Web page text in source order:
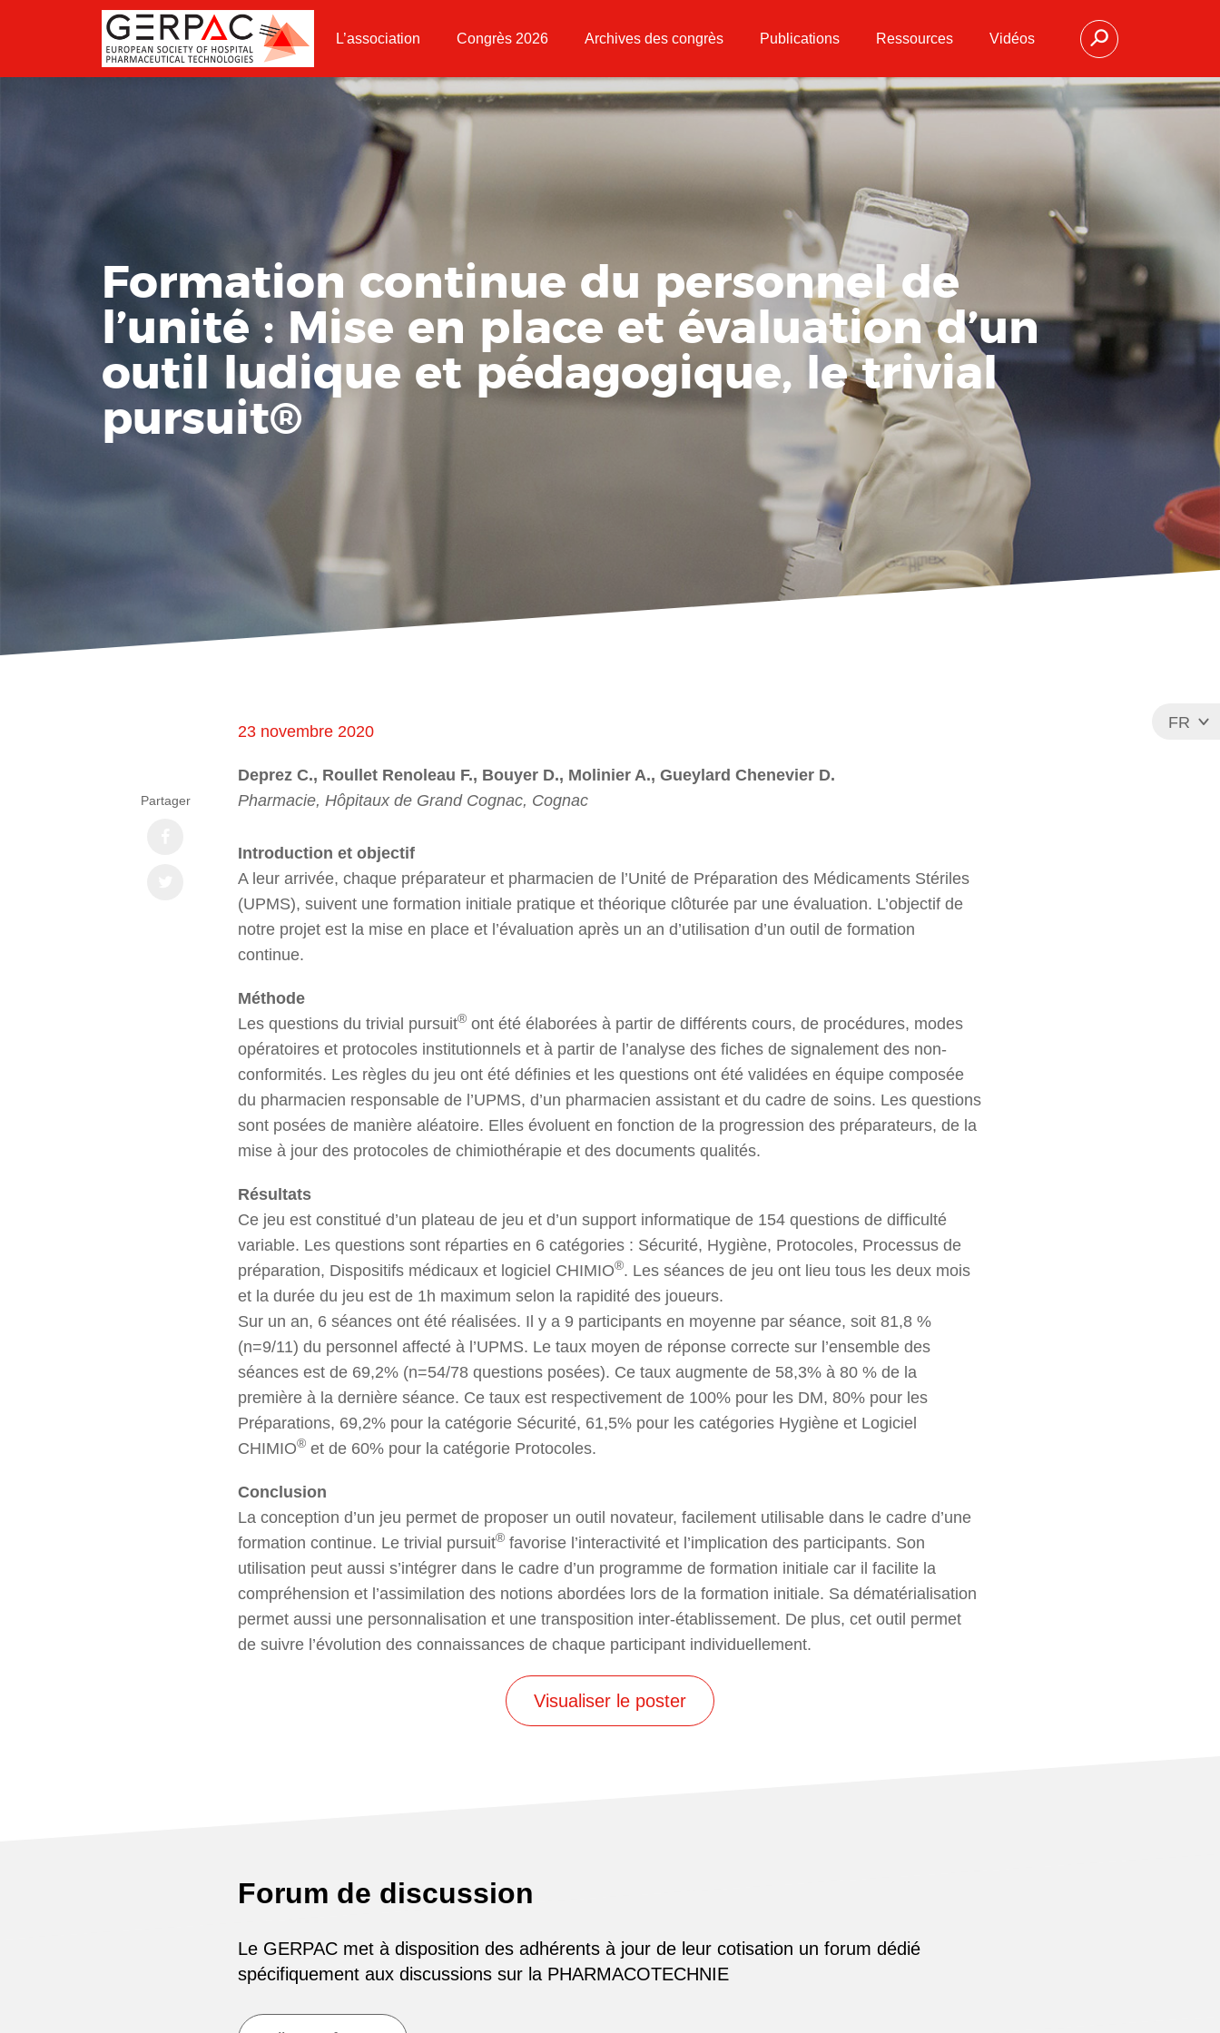
L’association Congrès 2026 Archives des congrès Publications Ressources Vidéos
FR
Formation continue du personnel de
l’unité : Mise en place et évaluation d’un
outil ludique et pédagogique, le trivial
pursuit®
23 novembre 2020
Deprez C., Roullet Renoleau F., Bouyer D., Molinier A., Gueylard Chenevier D.
Pharmacie, Hôpitaux de Grand Cognac, Cognac
Introduction et objectif
A leur arrivée, chaque préparateur et pharmacien de l’Unité de Préparation des Médicaments Stériles
(UPMS), suivent une formation initiale pratique et théorique clôturée par une évaluation. L’objectif de
notre projet est la mise en place et l’évaluation après un an d’utilisation d’un outil de formation
continue.
Méthode
Les questions du trivial pursuit® ont été élaborées à partir de différents cours, de procédures, modes
opératoires et protocoles institutionnels et à partir de l’analyse des fiches de signalement des non-
conformités. Les règles du jeu ont été définies et les questions ont été validées en équipe composée
du pharmacien responsable de l’UPMS, d’un pharmacien assistant et du cadre de soins. Les questions
sont posées de manière aléatoire. Elles évoluent en fonction de la progression des préparateurs, de la
mise à jour des protocoles de chimiothérapie et des documents qualités.
Résultats
Ce jeu est constitué d’un plateau de jeu et d’un support informatique de 154 questions de difficulté
variable. Les questions sont réparties en 6 catégories : Sécurité, Hygiène, Protocoles, Processus de
préparation, Dispositifs médicaux et logiciel CHIMIO®. Les séances de jeu ont lieu tous les deux mois
et la durée du jeu est de 1h maximum selon la rapidité des joueurs.
Sur un an, 6 séances ont été réalisées. Il y a 9 participants en moyenne par séance, soit 81,8 %
(n=9/11) du personnel affecté à l’UPMS. Le taux moyen de réponse correcte sur l’ensemble des
séances est de 69,2% (n=54/78 questions posées). Ce taux augmente de 58,3% à 80 % de la
première à la dernière séance. Ce taux est respectivement de 100% pour les DM, 80% pour les
Préparations, 69,2% pour la catégorie Sécurité, 61,5% pour les catégories Hygiène et Logiciel
CHIMIO® et de 60% pour la catégorie Protocoles.
Conclusion
La conception d’un jeu permet de proposer un outil novateur, facilement utilisable dans le cadre d’une
formation continue. Le trivial pursuit® favorise l’interactivité et l’implication des participants. Son
utilisation peut aussi s’intégrer dans le cadre d’un programme de formation initiale car il facilite la
compréhension et l’assimilation des notions abordées lors de la formation initiale. Sa dématérialisation
permet aussi une personnalisation et une transposition inter-établissement. De plus, cet outil permet
de suivre l’évolution des connaissances de chaque participant individuellement.
Visualiser le poster
Partager
Forum de discussion
Le GERPAC met à disposition des adhérents à jour de leur cotisation un forum dédié
spécifiquement aux discussions sur la PHARMACOTECHNIE